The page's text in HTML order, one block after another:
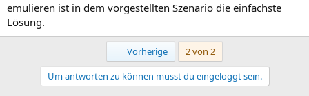
emulieren ist in dem vorgestellten Szenario die einfachste
Lösung.
Vorherige
2 von 2
Um antworten zu können musst du eingeloggt sein.